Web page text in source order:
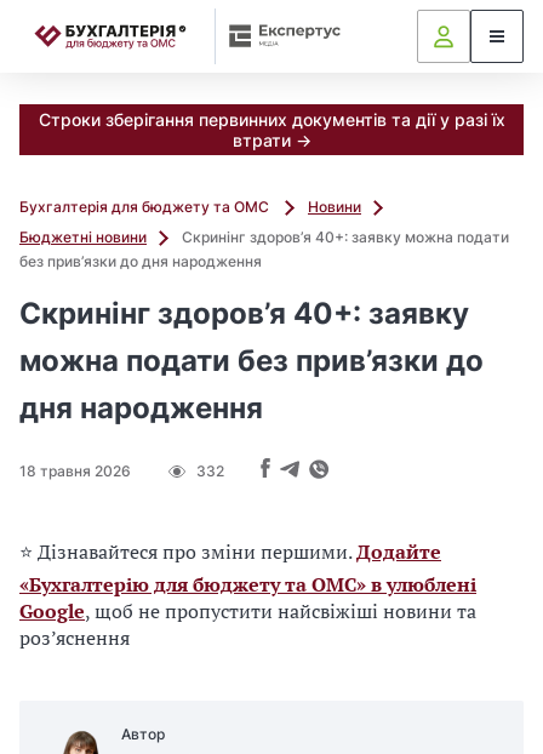
Строки зберігання первинних документів та дії у разі їх
втрати →
Бухгалтерія для бюджету та ОМС
Новини
Бюджетні новини
Скринінг здоров’я 40+: заявку можна подати
без прив’язки до дня народження
Скринінг здоров’я 40+: заявку
можна подати без прив’язки до
дня народження
18 травня 2026 332
⭐ Дізнавайтеся про зміни першими.Додайте
«Бухгалтерію для бюджету та ОМС» в улюблені
Google, щоб не пропустити найсвіжіші новини та
роз’яснення
Автор